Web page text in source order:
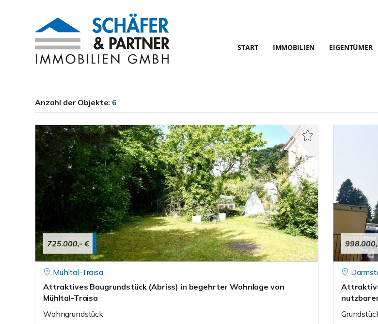
START IMMOBILIEN EIGENTÜMER
Anzahl der Objekte: 6
725.000,- €
Mühltal-Traisa
Attraktives Baugrundstück (Abriss) in begehrter Wohnlage von
Mühltal-Traisa
Wohngrundstück